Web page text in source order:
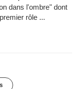
dans l'ombre" dont
rôle ...